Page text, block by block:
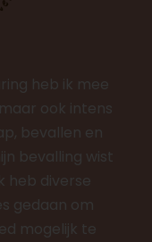
heb ik mee
ook intens
bevallen en
bevalling wist
heb diverse
gedaan om
mogelijk te